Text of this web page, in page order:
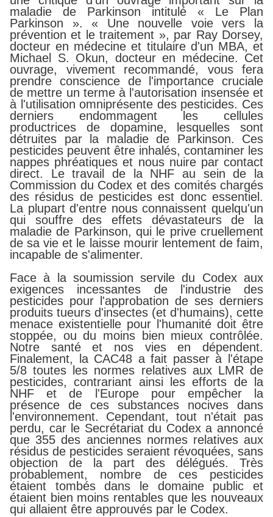
maladie de Parkinson intitulé « Le Plan
Parkinson ». « Une nouvelle voie vers la
prévention et le traitement », par Ray Dorsey,
docteur en médecine et titulaire d'un MBA, et
Michael S. Okun, docteur en médecine. Cet
ouvrage, vivement recommandé, vous fera
prendre conscience de l'importance cruciale
de mettre un terme à l'autorisation insensée et
à l'utilisation omniprésente des pesticides. Ces
derniers endommagent les cellules
productrices de dopamine, lesquelles sont
détruites par la maladie de Parkinson. Ces
pesticides peuvent être inhalés, contaminer les
nappes phréatiques et nous nuire par contact
direct. Le travail de la NHF au sein de la
Commission du Codex et des comités chargés
des résidus de pesticides est donc essentiel.
La plupart d'entre nous connaissent quelqu'un
qui souffre des effets dévastateurs de la
maladie de Parkinson, qui le prive cruellement
de sa vie et le laisse mourir lentement de faim,
incapable de s'alimenter.
Face à la soumission servile du Codex aux
exigences incessantes de l'industrie des
pesticides pour l'approbation de ses derniers
produits tueurs d'insectes (et d'humains), cette
menace existentielle pour l'humanité doit être
stoppée, ou du moins bien mieux contrôlée.
Notre santé et nos vies en dépendent.
Finalement, la CAC48 a fait passer à l'étape
5/8 toutes les normes relatives aux LMR de
pesticides, contrariant ainsi les efforts de la
NHF et de l'Europe pour empêcher la
présence de ces substances nocives dans
l'environnement. Cependant, tout n'était pas
perdu, car le Secrétariat du Codex a annoncé
que 355 des anciennes normes relatives aux
résidus de pesticides seraient révoquées, sans
objection de la part des délégués. Très
probablement, nombre de ces pesticides
étaient tombés dans le domaine public et
étaient bien moins rentables que les nouveaux
qui allaient être approuvés par le Codex.